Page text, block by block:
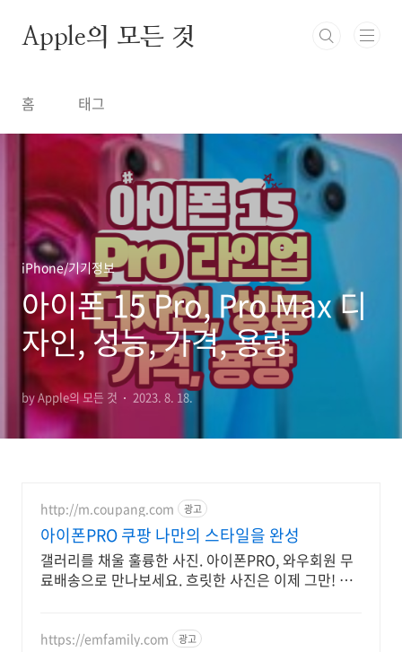
Apple의 모든 것
홈 태그
iPhone/기기정보
아이폰 15 Pro, Pro Max 디
자인, 성능, 가격, 용량
by Apple의 모든 것 2023. 8. 18.
http://m.coupang.com 광고
아이폰PRO 쿠팡 나만의 스타일을 완성
갤러리를 채울 훌륭한 사진. 아이폰PRO, 와우회원 무
료배송으로 만나보세요. 흐릿한 사진은 이제 그만! 놀
https://emfamily.com 광고